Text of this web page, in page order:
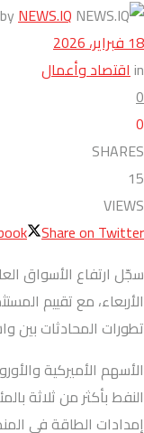
byNEWS.IQ
18 فبراير، 2026
inاقتصاد وأعمال
0
0
SHARES
15
VIEWS
Share on Twitter
سجّل ارتفاع الأسواق
الأربعاء، مع تقييم
تطورات المحادثات بين
الأسهم الأميركية
النفط بأكثر من ثلاثة
إمدادات الطاقة في